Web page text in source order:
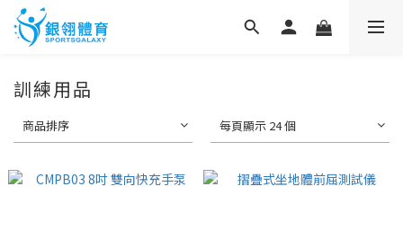
訓練用品
商品排序 每頁顯示 24 個